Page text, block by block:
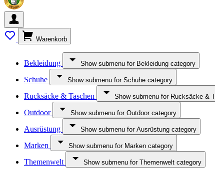
Warenkorb
Bekleidung Show submenu for Bekleidung category
Schuhe Show submenu for Schuhe category
Rucksäcke & Taschen Show submenu for Rucksäcke &
Outdoor Show submenu for Outdoor category
Ausrüstung Show submenu for Ausrüstung category
Marken Show submenu for Marken category
Themenwelt Show submenu for Themenwelt category